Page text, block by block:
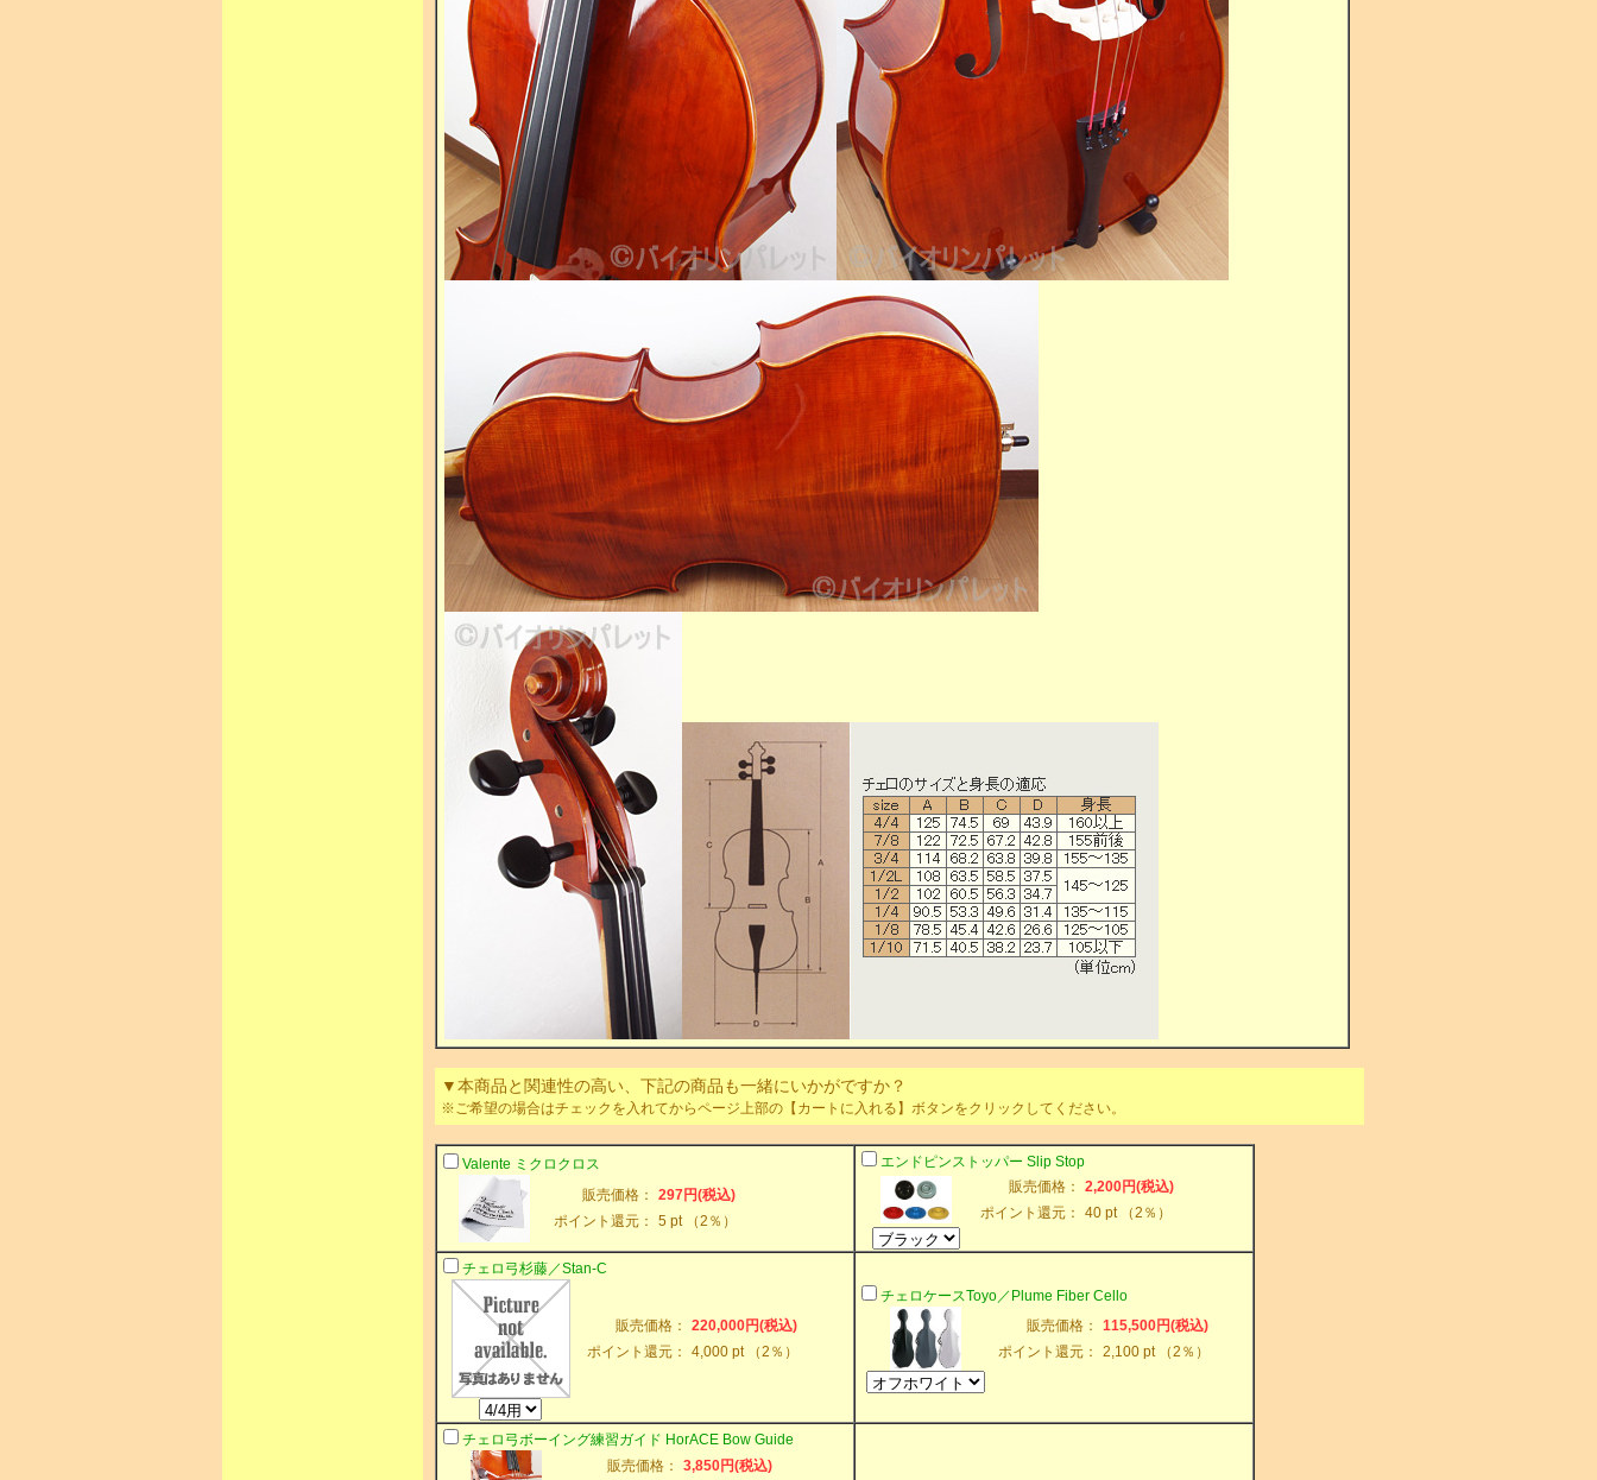
▼本商品と関連性の高い、下記の商品も一緒にいかがですか？
※ご希望の場合はチェックを入れてからページ上部の【カートに入れる】ボタンをクリックしてください。
Valente ミクロクロス
販売価格：
297円(税込)
ポイント還元：
5 pt （2％）
エンドピンストッパー Slip Stop
販売価格：
2,200円(税込)
ポイント還元：
40 pt （2％）
チェロ弓杉藤／Stan-C
販売価格：
220,000円(税込)
ポイント還元：
4,000 pt （2％）
チェロケースToyo／Plume Fiber Ce llo
販売価格：
115,500円(税込)
ポイント還元：
2,100 pt （2％）
チェロ弓ボーイング練習ガイド HorACE Bow Guide
販売価格：
3,850円(税込)